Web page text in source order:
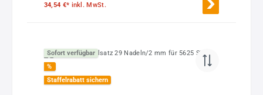
34,54 €* inkl. MwSt.
Sofort verfügbar
%
Staffelrabatt sichern